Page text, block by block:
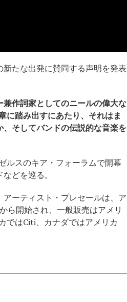
たな出発に賛同する声明を発表
兼作詞家としてのニールの偉大な
踏み出すにあたり、それはま
そしてバンドの伝説的な音楽を
ルスのキア・フォーラムで開幕
どを巡る。
ーティスト・プレセールは、ア
ら開始され、一般販売はアメリ
ではCiti、カナダではアメリカ